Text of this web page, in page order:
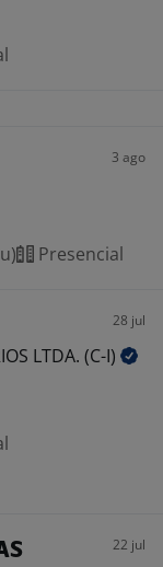
3 ago
Presencial
28 jul
LTDA. (C-I)
22 jul